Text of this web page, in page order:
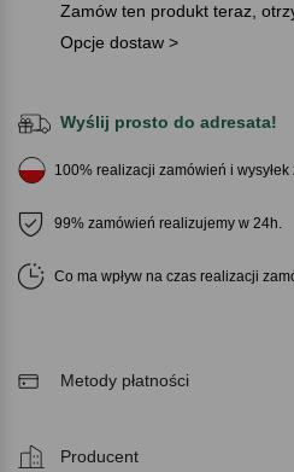
Zamów ten produkt teraz,
Opcje dostaw >
Wyślij prosto do adresata!
100% realizacji zamówień i wysyłek
99% zamówień realizujemy w 24h.
Co ma wpływ na czas realizacji
Metody płatności
Producent